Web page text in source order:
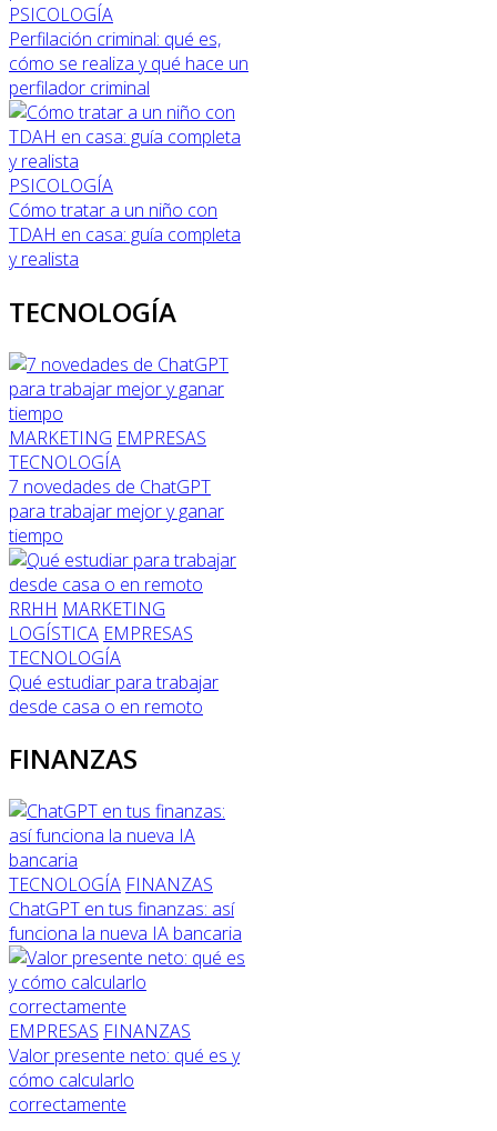
PSICOLOGÍA
Perfilación criminal: qué es,
cómo se realiza y qué hace un
perfilador criminal
PSICOLOGÍA
Cómo tratar a un niño con
TDAH en casa: guía completa
y realista
TECNOLOGÍA
MARKETING EMPRESAS
TECNOLOGÍA
7 novedades de ChatGPT
para trabajar mejor y ganar
tiempo
RRHH MARKETING
LOGÍSTICA EMPRESAS
TECNOLOGÍA
Qué estudiar para trabajar
desde casa o en remoto
FINANZAS
TECNOLOGÍA FINANZAS
ChatGPT en tus finanzas: así
funciona la nueva IA bancaria
EMPRESAS FINANZAS
Valor presente neto: qué es y
cómo calcularlo
correctamente